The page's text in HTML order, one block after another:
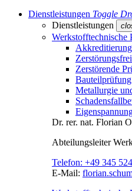
Dienstleistungen Toggle
Dienstleistungen
Werkstofftechnische
Akkreditierung
Zerstörende
Bauteilprüfung
Metallurgie
Dr. rer. nat. Florian
Abteilungsleiter
Telefon: +49 345
E-Mail: